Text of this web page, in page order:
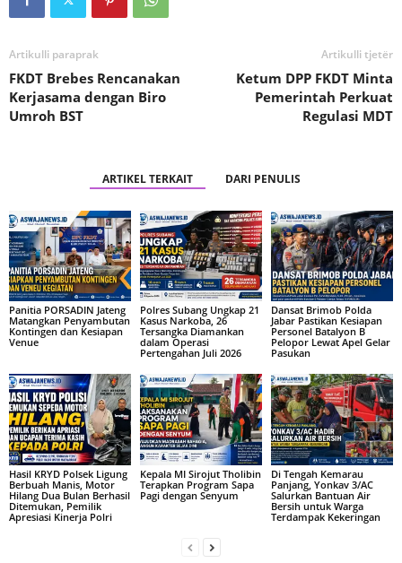
Artikulli paraprak
FKDT Brebes Rencanakan
Kerjasama dengan Biro
Umroh BST
Artikulli tjetër
Ketum DPP FKDT Minta
Pemerintah Perkuat
Regulasi MDT
ARTIKEL TERKAIT DARI PENULIS
Panitia PORSADIN Jateng
Matangkan Penyambutan
Kontingen dan Kesiapan
Venue
Polres Subang Ungkap 21
Kasus Narkoba, 26
Tersangka Diamankan
dalam Operasi
Pertengahan Juli 2026
Dansat Brimob Polda
Jabar Pastikan Kesiapan
Personel Batalyon B
Pelopor Lewat Apel Gelar
Pasukan
Hasil KRYD Polsek Ligung
Berbuah Manis, Motor
Hilang Dua Bulan Berhasil
Ditemukan, Pemilik
Apresiasi Kinerja Polri
Kepala MI Sirojut Tholibin
Terapkan Program Sapa
Pagi dengan Senyum
Di Tengah Kemarau
Panjang, Yonkav 3/AC
Salurkan Bantuan Air
Bersih untuk Warga
Terdampak Kekeringan